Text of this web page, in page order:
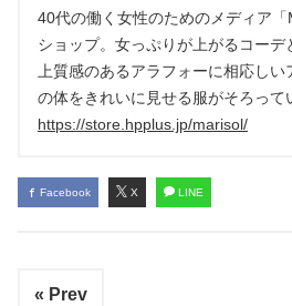
40代の働く女性のためのメディア
ショップ。女っぷりが上がるコーデ
上質感のあるアラフォーに相応しい
の体をきれいに見せる服がそろって
https://store.hpplus.jp/marisol/
Facebook X LINE
« Prev